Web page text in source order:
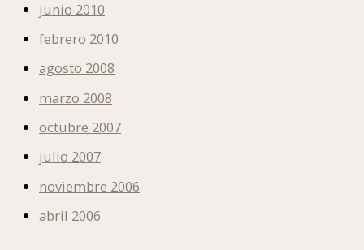
junio 2010
febrero 2010
agosto 2008
marzo 2008
octubre 2007
julio 2007
noviembre 2006
abril 2006